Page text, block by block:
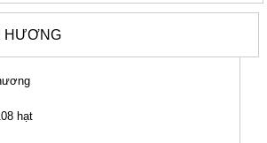
HƯƠNG
hạt